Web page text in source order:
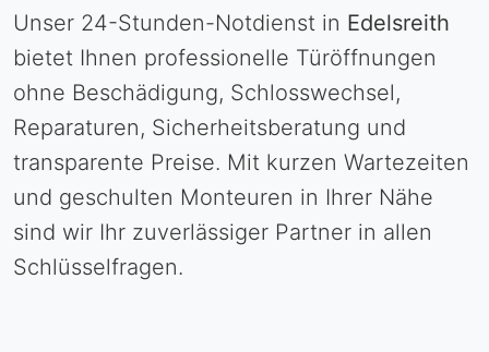
Unser 24-Stunden-Notdienst in Edelsreith
bietet Ihnen professionelle Türöffnungen
ohne Beschädigung, Schlosswechsel,
Reparaturen, Sicherheitsberatung und
transparente Preise. Mit kurzen Wartezeiten
und geschulten Monteuren in Ihrer Nähe
sind wir Ihr zuverlässiger Partner in allen
Schlüsselfragen.